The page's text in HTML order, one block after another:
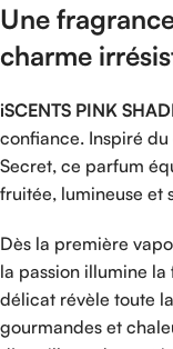
Une
charme
iSCENTS PINK
confiance. Inspiré du
Secret, ce parfum
fruitée, lumineuse et
Dès la première
la passion illumine la
délicat révèle toute la
gourmandes et